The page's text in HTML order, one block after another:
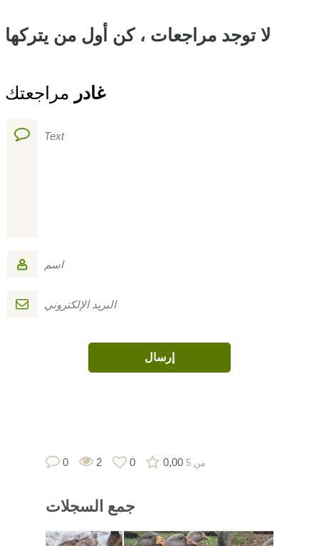
لا توجد مراجعات ، كن أول من يتركها
غادر مراجعتك
0 2 0 0,00 من 5
جمع السجلات